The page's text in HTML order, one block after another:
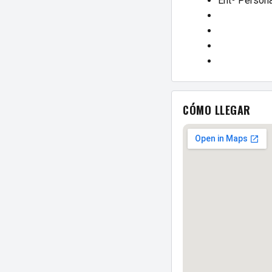
CÓMO LLEGAR